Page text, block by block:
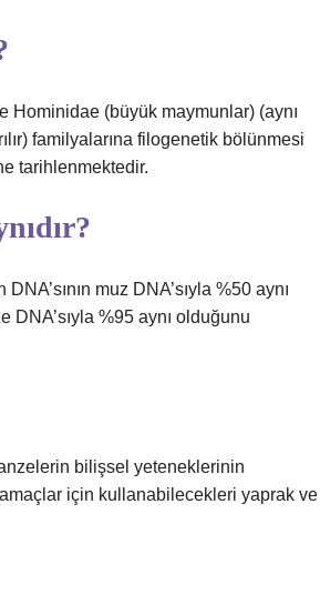
Hominidae (büyük maymunlar) (aynı
familyalarına filogenetik bölünmesi
tarihlenmektedir.
muz DNA’sıyla %50 aynı
DNA’sıyla %95 aynı olduğunu
bilişsel yeteneklerinin
amaçlar için kullanabilecekleri yaprak ve